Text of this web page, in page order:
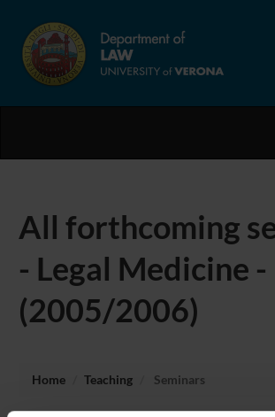
All forthcoming
- Legal Medicine -
(2005/2006)
Home Teaching Seminars